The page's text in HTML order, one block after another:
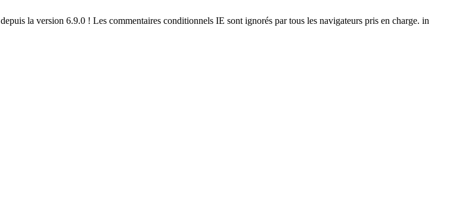
depuis la version 6.9.0 ! Les commentaires conditionnels IE sont ignorés par tous les navigateurs pris en charge. in